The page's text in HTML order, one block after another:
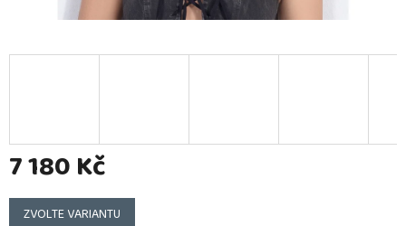
7 180 Kč
Měrná
cena:
ZVOLTE VARIANTU